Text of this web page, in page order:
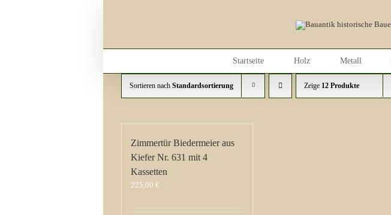
Startseite Holz Metall
Sortieren nach Standardsortierung Zeige 12 Produkte
Zimmertür Biedermeier aus
Kiefer Nr. 631 mit 4
Kassetten
225,00 €